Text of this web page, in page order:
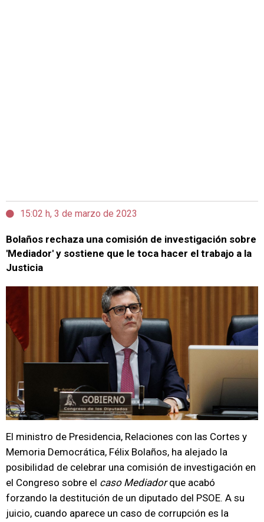
15:02 h, 3 de marzo de 2023
Bolaños rechaza una comisión de investigación sobre
'Mediador' y sostiene que le toca hacer el trabajo a la
Justicia
El ministro de Presidencia, Relaciones con las Cortes y
Memoria Democrática, Félix Bolaños, ha alejado la
posibilidad de celebrar una comisión de investigación en
el Congreso sobre el caso Mediadorque acabó
forzando la destitución de un diputado del PSOE. A su
juicio, cuando aparece un caso de corrupción es la